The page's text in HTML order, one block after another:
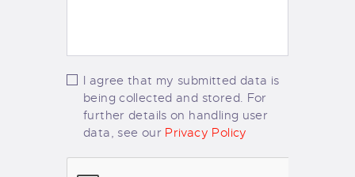
I agree that my submitted data is
being collected and stored. For
further details on handling user
data, see our Privacy Policy